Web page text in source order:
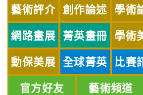
藝術評介 創作論述 學術
網路畫展 菁英畫冊 學術
動保美展 全球菁英 比賽
官方好友 藝術頻道